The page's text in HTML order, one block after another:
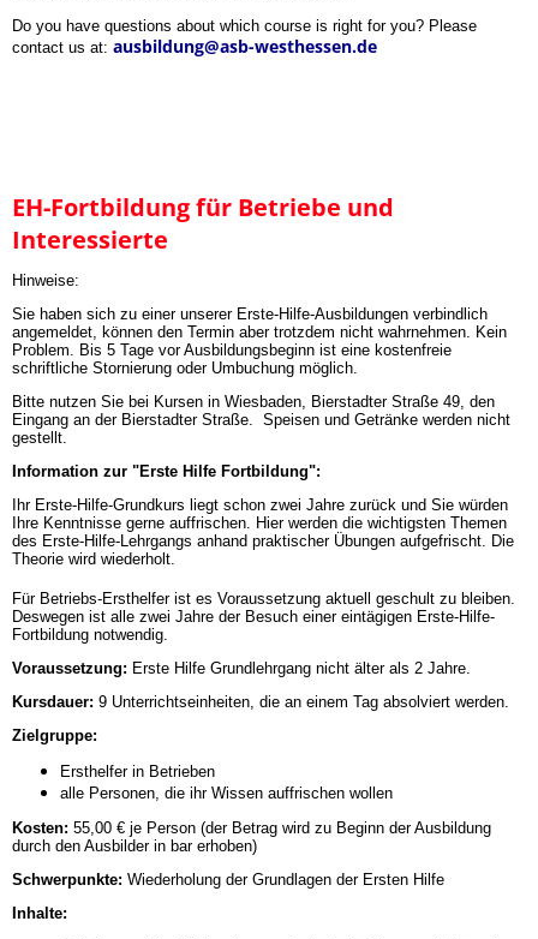
Do you have questions about which course is right for you? Please
contact us at: ausbildung@asb-westhessen.de
EH-Fortbildung für Betriebe und
Interessierte
Hinweise:
Sie haben sich zu einer unserer Erste-Hilfe-Ausbildungen verbindlich
angemeldet, können den Termin aber trotzdem nicht wahrnehmen. Kein
Problem. Bis 5 Tage vor Ausbildungsbeginn ist eine kostenfreie
schriftliche Stornierung oder Umbuchung möglich.
Bitte nutzen Sie bei Kursen in Wiesbaden, Bierstadter Straße 49, den
Eingang an der Bierstadter Straße. Speisen und Getränke werden nicht
gestellt.
Information zur "Erste Hilfe Fortbildung":
Ihr Erste-Hilfe-Grundkurs liegt schon zwei Jahre zurück und Sie würden
Ihre Kenntnisse gerne auffrischen. Hier werden die wichtigsten Themen
des Erste-Hilfe-Lehrgangs anhand praktischer Übungen aufgefrischt. Die
Theorie wird wiederholt.
Für Betriebs-Ersthelfer ist es Voraussetzung aktuell geschult zu bleiben.
Deswegen ist alle zwei Jahre der Besuch einer eintägigen Erste-Hilfe-
Fortbildung notwendig.
Voraussetzung: Erste Hilfe Grundlehrgang nicht älter als 2 Jahre.
Kursdauer: 9 Unterrichtseinheiten, die an einem Tag absolviert werden.
Zielgruppe:
Ersthelfer in Betrieben
alle Personen, die ihr Wissen auffrischen wollen
Kosten: 55,00 € je Person (der Betrag wird zu Beginn der Ausbildung
durch den Ausbilder in bar erhoben)
Schwerpunkte: Wiederholung der Grundlagen der Ersten Hilfe
Inhalte: